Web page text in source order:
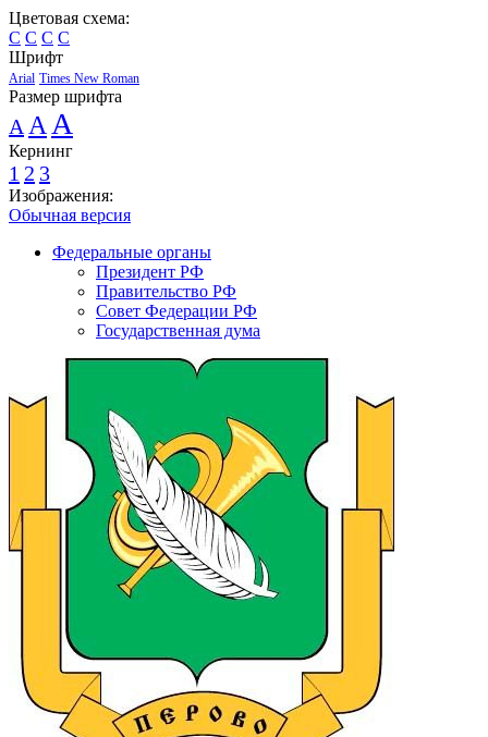
Цветовая схема:
C C C C
Шрифт
Arial Times New Roman
Размер шрифта
A A A
Кернинг
1 2 3
Изображения:
Обычная версия
Федеральные органы
Президент РФ
Правительство РФ
Совет Федерации РФ
Государственная дума